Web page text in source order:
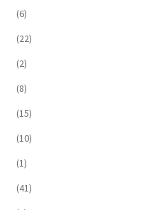
(6)
(22)
(2)
(8)
(15)
(10)
(1)
(41)